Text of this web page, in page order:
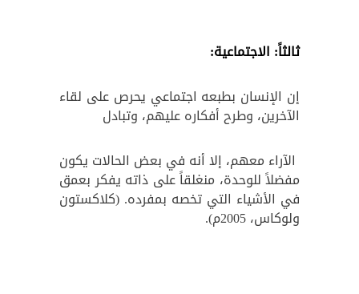
ثالثاً: الاجتماعية:
إن الإنسان بطبعه اجتماعي يحرص على لقاء
الآخرين، وطرح أفكاره عليهم، وتبادل
الآراء معهم، إلا أنه في بعض الحالات يكون
مفضلاً للوحدة، منغلقاً على ذاته يفكر بعمق
في الأشياء التي تخصه بمفرده. (كلاكستون
ولوكاس، 2005م).